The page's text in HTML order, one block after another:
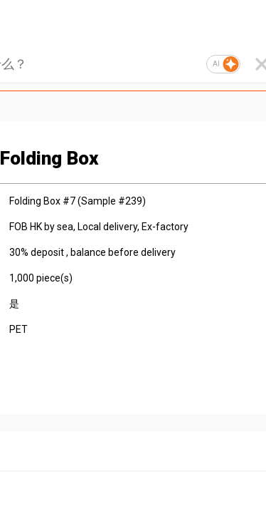
AI
Box
Folding Box #7 (Sample #239)
FOB HK by sea, Local delivery, Ex-factory
30% deposit , balance before delivery
1,000 piece(s)
是
PET